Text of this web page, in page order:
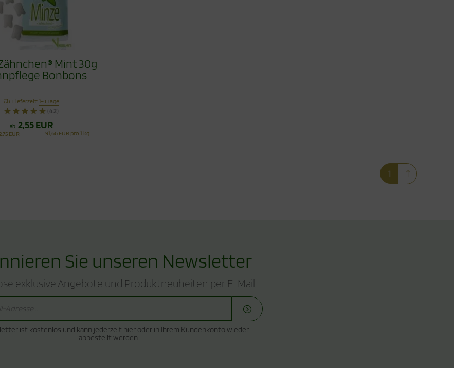
Mint 30g
Bonbons
Lieferzeit:1-4 Tage
(42)
ab 2,55 EUR
EUR 91,66 EUR pro 1 kg
1
Sie unseren Newsletter
exklusive Angebote und Produktneuheiten per E-Mail
ist kostenlos und kann jederzeit hier oder in Ihrem Kundenkonto wieder
abbestellt werden.